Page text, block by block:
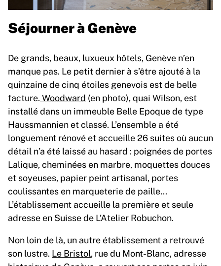
Séjourner à Genève
De grands, beaux, luxueux hôtels, Genève n’en
manque pas. Le petit dernier à s’être ajouté à la
quinzaine de cinq étoiles genevois est de belle
facture. Woodward (en photo), quai Wilson, est
installé dans un immeuble Belle Epoque de type
Haussmannien et classé. L’ensemble a été
longuement rénové et accueille 26 suites où aucun
détail n’a été laissé au hasard : poignées de portes
Lalique, cheminées en marbre, moquettes douces
et soyeuses, papier peint artisanal, portes
coulissantes en marqueterie de paille…
L’établissement accueille la première et seule
adresse en Suisse de L’Atelier Robuchon.
Non loin de là, un autre établissement a retrouvé
son lustre. Le Bristol, rue du Mont-Blanc, adresse